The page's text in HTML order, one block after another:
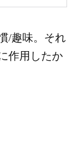
/趣味。それ
作用したか